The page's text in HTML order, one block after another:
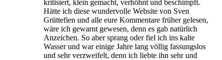
kritisiert, klein gemacht, verhöhnt und beschimpft.
Hätte ich diese wundervolle Website von Sven
Grüttefien und alle eure Kommentare früher gelesen,
wäre ich gewarnt gewesen, denn es gab natürlich
Anzeichen. So aber sprang oder fiel ich ins kalte
Wasser und war einige Jahre lang völlig fassungslos
und sehr verzweifelt, denn ich liebte ihn sehr und